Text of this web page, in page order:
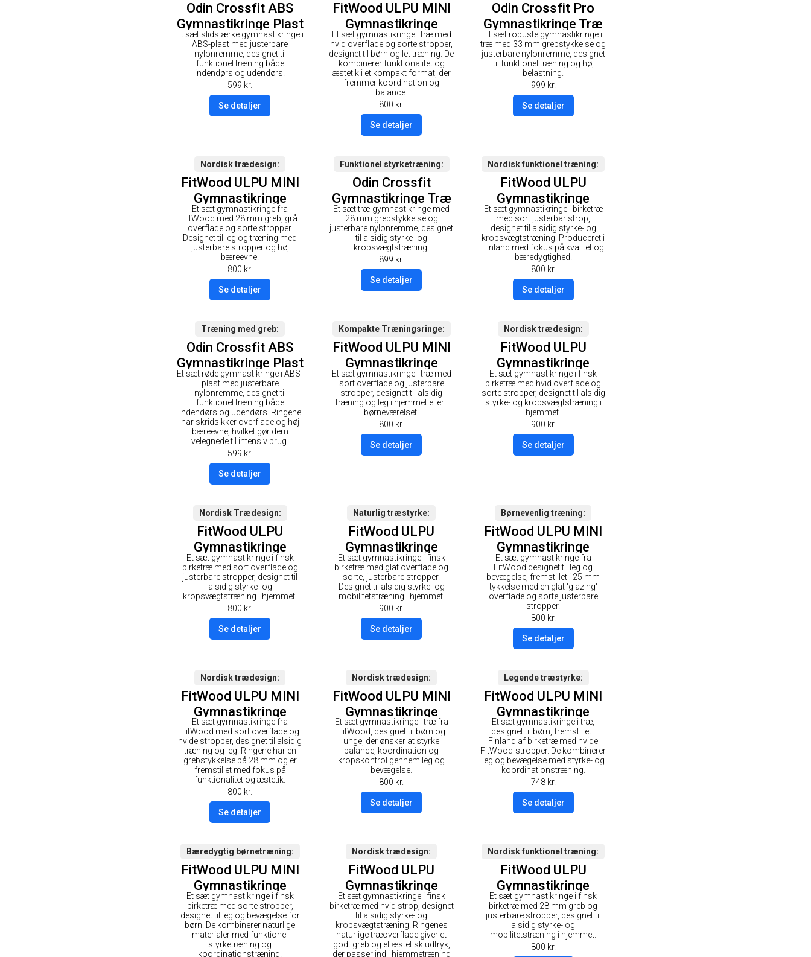
Odin Crossfit ABS
Gymnastikringe Plast
- Sort
Et sæt slidstærke gymnastikringe i
ABS-plast med justerbare
nylonremme, designet til
funktionel træning både
indendørs og udendørs.
599 kr.
Se detaljer
FitWood ULPU MINI
Gymnastikringe
28mm - Hvid
overflade / Sort
Strop
Et sæt gymnastikringe i træ med
hvid overflade og sorte stropper,
designet til børn og let træning. De
kombinerer funktionalitet og
æstetik i et kompakt format, der
fremmer koordination og
balance.
800 kr.
Se detaljer
Odin Crossfit Pro
Gymnastikringe Træ
33mm
Et sæt robuste gymnastikringe i
træ med 33 mm grebstykkelse og
justerbare nylonremme, designet
til funktionel træning og høj
belastning.
999 kr.
Se detaljer
Nordisk trædesign
FitWood ULPU MINI
Gymnastikringe
28mm - Grå
overflade / Sort
Strop
Et sæt gymnastikringe fra
FitWood med 28 mm greb, grå
overflade og sorte stropper.
Designet til leg og træning med
justerbare stropper og høj
bæreevne.
800 kr.
Se detaljer
Funktionel styrketræning
Odin Crossfit
Gymnastikringe Træ
28mm
Et sæt træ-gymnastikringe med
28 mm grebstykkelse og
justerbare nylonremme, designet
til alsidig styrke- og
kropsvægtstræning.
899 kr.
Se detaljer
Nordisk funktionel træning
FitWood ULPU
Gymnastikringe
28mm - Træ-
overflade /
Sort Strop
Et sæt gymnastikringe i birketræ
med sort justerbar strop,
designet til alsidig styrke- og
kropsvægtstræning. Produceret i
Finland med fokus på kvalitet og
bæredygtighed.
800 kr.
Se detaljer
Træning med greb
Odin Crossfit ABS
Gymnastikringe Plast
- Rød
Et sæt røde gymnastikringe i ABS-
plast med justerbare
nylonremme, designet til
funktionel træning både
indendørs og udendørs. Ringene
har skridsikker overflade og høj
bæreevne, hvilket gør dem
velegnede til intensiv brug.
599 kr.
Se detaljer
Kompakte Træningsringe
FitWood ULPU MINI
Gymnastikringe
28mm - Sort
overflade / Sort
Strop
Et sæt gymnastikringe i træ med
sort overflade og justerbare
stropper, designet til alsidig
træning og leg i hjemmet eller i
børneværelset.
800 kr.
Se detaljer
Nordisk trædesign
FitWood ULPU
Gymnastikringe
28mm - Hvid-
overflade /
Sort Strop
Et sæt gymnastikringe i finsk
birketræ med hvid overflade og
sorte stropper, designet til alsidig
styrke- og kropsvægtstræning i
hjemmet.
900 kr.
Se detaljer
Nordisk Trædesign
FitWood ULPU
Gymnastikringe
28mm - Sort
overflade / Sort
Strop
Et sæt gymnastikringe i finsk
birketræ med sort overflade og
justerbare stropper, designet til
alsidig styrke- og
kropsvægtstræning i hjemmet.
800 kr.
Se detaljer
Naturlig træstyrke
FitWood ULPU
Gymnastikringe
28mm - Glazing-
overflade /
Sort Strop
Et sæt gymnastikringe i finsk
birketræ med glat overflade og
sorte, justerbare stropper.
Designet til alsidig styrke- og
mobilitetstræning i hjemmet.
900 kr.
Se detaljer
Børnevenlig træning
FitWood ULPU MINI
Gymnastikringe
25mm - Glazing
overflade / Sort
Strop
Et sæt gymnastikringe fra
FitWood designet til leg og
bevægelse, fremstillet i 25 mm
tykkelse med en glat 'glazing'
overflade og sorte justerbare
stropper.
800 kr.
Se detaljer
Nordisk trædesign
FitWood ULPU MINI
Gymnastikringe
28mm - Sort
overflade / Hvid
Strop
Et sæt gymnastikringe fra
FitWood med sort overflade og
hvide stropper, designet til alsidig
træning og leg. Ringene har en
grebstykkelse på 28 mm og er
fremstillet med fokus på
funktionalitet og æstetik.
800 kr.
Se detaljer
Nordisk trædesign
FitWood ULPU MINI
Gymnastikringe
25mm - Glazing
overflade / Hvid
Strop
Et sæt gymnastikringe i træ fra
FitWood, designet til børn og
unge, der ønsker at styrke
balance, koordination og
kropskontrol gennem leg og
bevægelse.
800 kr.
Se detaljer
Legende træstyrke
FitWood ULPU MINI
Gymnastikringe
28mm - Træ
overflade / Hvid
Strop
Et sæt gymnastikringe i træ,
designet til børn, fremstillet i
Finland af birketræ med hvide
FitWood-stropper. De kombinerer
leg og bevægelse med styrke- og
koordinationstræning.
748 kr.
Se detaljer
Bæredygtig børnetræning
FitWood ULPU MINI
Gymnastikringe
28mm - Træ
overflade / Sort
Strop
Et sæt gymnastikringe i finsk
birketræ med sorte stropper,
designet til leg og bevægelse for
børn. De kombinerer naturlige
materialer med funktionel
styrketræning og
koordinationstræning.
Nordisk trædesign
FitWood ULPU
Gymnastikringe
28mm - Træ-
overflade / Hvid
Strop
Et sæt gymnastikringe i finsk
birketræ med hvid strop, designet
til alsidig styrke- og
kropsvægtstræning. Ringenes
naturlige træoverflade giver et
godt greb og et æstetisk udtryk,
der passer ind i hjemmetræning
Nordisk funktionel træning
FitWood ULPU
Gymnastikringe
28mm - Grå
overflade / Hvid
Strop
Et sæt gymnastikringe i finsk
birketræ med 28 mm greb og
justerbare stropper, designet til
alsidig styrke- og
mobilitetstræning i hjemmet.
800 kr.